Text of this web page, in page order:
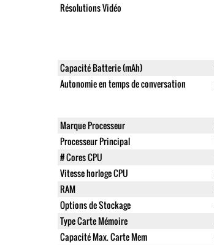
Résolutions Vidéo
Capacité Batterie (mAh)
Autonomie en temps de conversation
Marque Processeur
Processeur Principal
# Cores CPU
Vitesse horloge CPU
RAM
Options de Stockage
Type Carte Mémoire
Capacité Max. Carte Mem